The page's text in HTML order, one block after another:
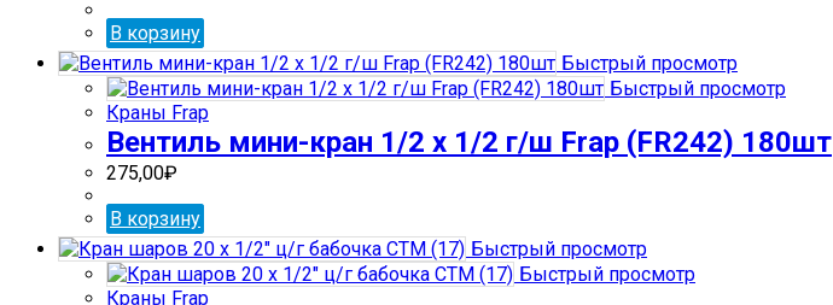
В корзину
Быстрый просмотр
Быстрый просмотр
Краны Frap
Вентиль мини-кран 1/2 х 1/2 г/ш Frap (FR242) 180шт
275,00₽
В корзину
Быстрый просмотр
Быстрый просмотр
Краны Frap